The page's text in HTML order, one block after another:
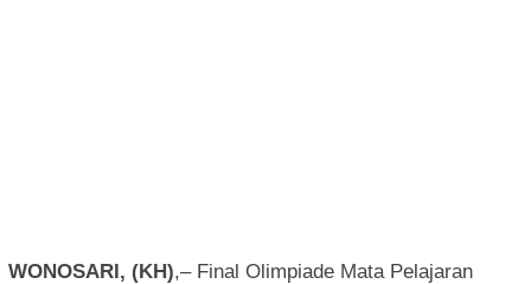
WONOSARI, (KH),– Final Olimpiade Mata Pelajaran